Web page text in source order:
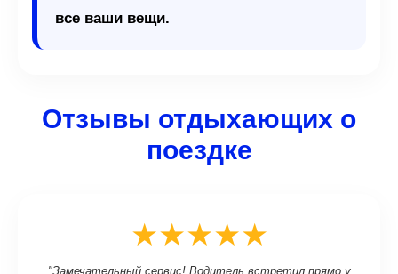
все ваши вещи.
Отзывы отдыхающих о
поездке
★★★★★
"Замечательный сервис! Водитель встретил прямо у